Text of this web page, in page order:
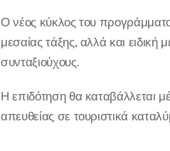
Ο νέος κύκλος του
μεσαίας τάξης, αλλά και ειδική
συνταξιούχους.
Η επιδότηση θα καταβάλλεται
απευθείας σε τουριστικά